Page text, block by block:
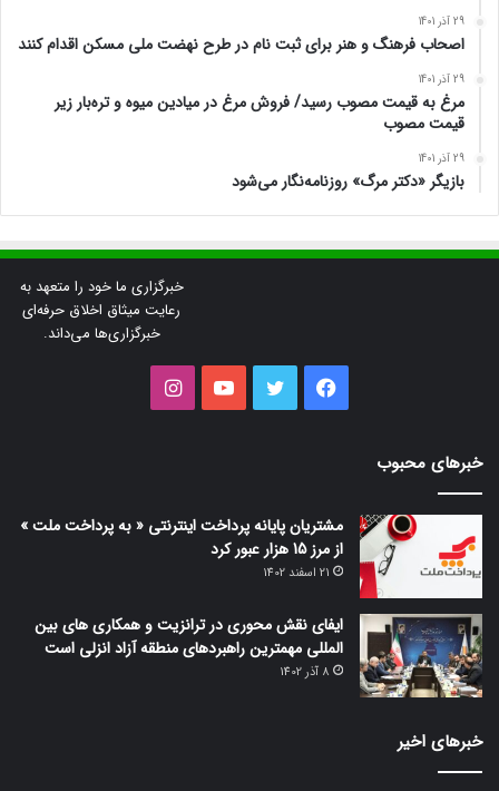
29 آذر 1401
اصحاب فرهنگ و هنر برای ثبت نام در طرح نهضت ملی مسکن اقدام کنند
29 آذر 1401
مرغ به قیمت مصوب رسید/ فروش مرغ در میادین میوه و تره‌بار زیر
قیمت مصوب
29 آذر 1401
بازیگر «دکتر مرگ» روزنامه‌نگار می‌شود
خبرگزاری ما خود را متعهد به
رعایت میثاق اخلاق حرفه‌ای
خبرگزاری‌ها می‌داند.
فیس
توییتر یوتیوب
خبرهای محبوب
مشتریان پایانه پرداخت اینترنتی « به پرداخت ملت »
از مرز 15 هزار عبور کرد
21 اسفند 1402
ایفای نقش محوری در ترانزیت و همکاری های بین
المللی مهمترین راهبردهای منطقه آزاد انزلی است
8 آذر 1402
خبرهای اخیر